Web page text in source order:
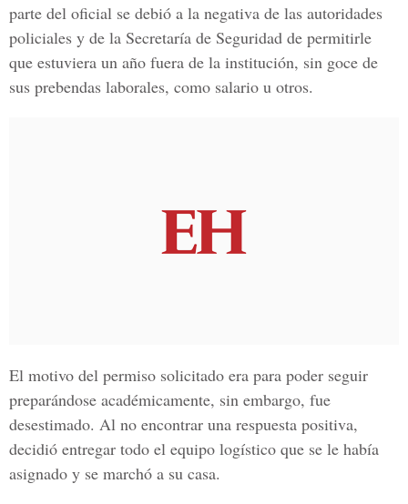
parte del oficial se debió a la negativa de las autoridades
policiales y de la Secretaría de Seguridad de permitirle
que estuviera un año fuera de la institución, sin goce de
sus prebendas laborales, como salario u otros.
El motivo del permiso solicitado era para poder seguir
preparándose académicamente, sin embargo, fue
desestimado. Al no encontrar una respuesta positiva,
decidió entregar todo el equipo logístico que se le había
asignado y se marchó a su casa.